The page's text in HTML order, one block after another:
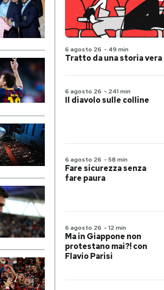
6 agosto 26 - 49 min
Tratto da una storia vera
6 agosto 26 - 241 min
Il diavolo sulle colline
6 agosto 26 - 58 min
Fare sicurezza senza
fare paura
6 agosto 26 - 12 min
Ma in Giappone non
protestano mai?! con
Flavio Parisi